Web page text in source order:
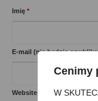
Cenimy
W
Imię *
E-mail (nie będzie
Website